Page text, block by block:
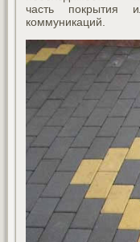
часть покрытия
коммуникаций.